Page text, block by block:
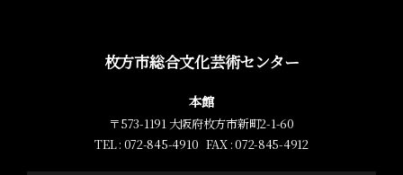
枚方市総合文化芸術センター
本館
〒573-1191 大阪府枚方市新町2-1-60
TEL : 072-845-4910 FAX : 072-845-4912